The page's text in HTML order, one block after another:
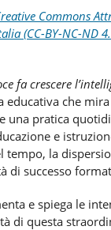
Commons
(CC-BY-NC-ND
fa crescere
che
una pratica
e
tempo, la
di successo
e spiega le
di questa